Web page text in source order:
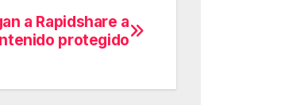
a Rapidshare a
protegido